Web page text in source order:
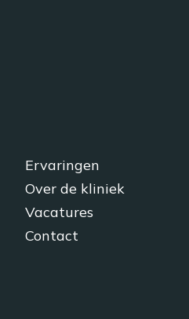
Ervaringen
Over de kliniek
Vacatures
Contact